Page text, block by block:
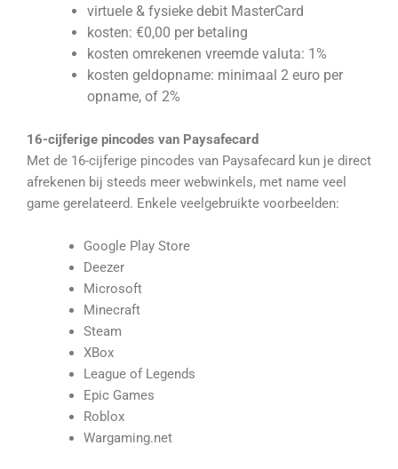
virtuele & fysieke debit MasterCard
kosten: €0,00 per betaling
kosten omrekenen vreemde valuta: 1%
kosten geldopname: minimaal 2 euro per
opname, of 2%
16-cijferige pincodes van Paysafecard
Met de 16-cijferige pincodes van Paysafecard kun je direct
afrekenen bij steeds meer webwinkels, met name veel
game gerelateerd. Enkele veelgebruikte voorbeelden:
Google Play Store
Deezer
Microsoft
Minecraft
Steam
XBox
League of Legends
Epic Games
Roblox
Wargaming.net